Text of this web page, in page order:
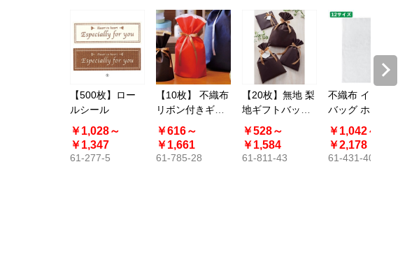
【500枚】ロー
ルシール
￥1,028～
￥1,347
61-277-5
【10枚】 不織布
リボン付きギフ
トバッグ レッド
巾着 底マチ付き
￥616～
￥1,661
61-785-28
【20枚】無地 梨
地ギフトバッグ
ブラウン ソフト
型〔ストエキオ
リジナル〕
￥528～
￥1,584
61-811-43
不織布 インナー
バッグ ホワイト
￥1,042～
￥2,178
61-431-40